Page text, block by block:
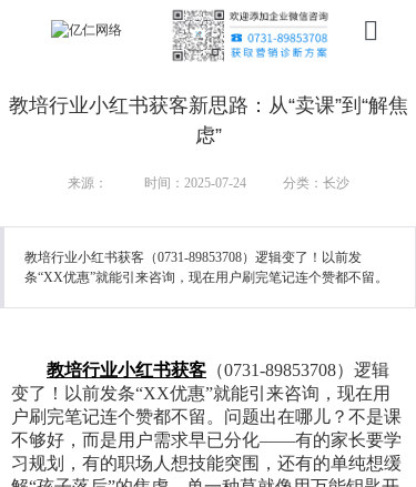
产品
服务
行业
资讯
我们
教培行业小红书获客新思路：从“卖课”到“解焦
虑”
来源： 时间：2025-07-24 分类：长沙
教培行业小红书获客（0731-89853708）逻辑变了！以前发
条“XX优惠”就能引来咨询，现在用户刷完笔记连个赞都不留。
教培行业小红书获客 （0731-89853708）逻辑
变了！以前发条“XX优惠”就能引来咨询，现在用
户刷完笔记连个赞都不留。问题出在哪儿？不是课
不够好，而是用户需求早已分化——有的家长要学
习规划，有的职场人想技能突围，还有的单纯想缓